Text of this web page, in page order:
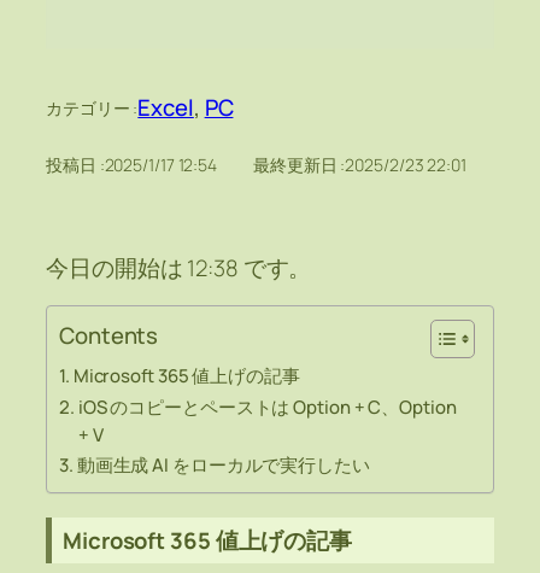
カテゴリー :Excel, PC
投稿日 :2025/1/17 12:54 最終更新日 :2025/2/23 22:01
今日の開始は 12:38 です。
Contents
Microsoft 365 値上げの記事
iOS のコピーとペーストは Option + C、Option
+ V
動画生成 AI をローカルで実行したい
Microsoft 365 値上げの記事